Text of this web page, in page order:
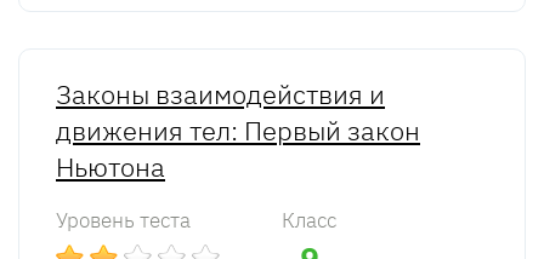
Законы взаимодействия и
движения тел: Первый закон
Ньютона
Уровень теста Класс